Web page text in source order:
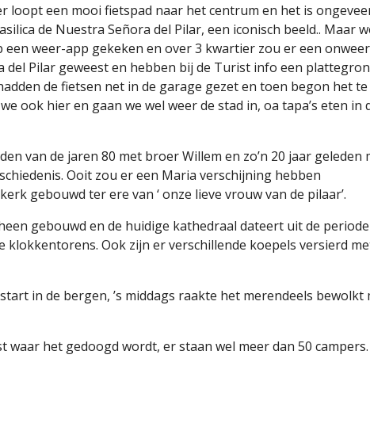
loopt een mooi fietspad naar het centrum en het is
de Nuestra Señora del Pilar, een iconisch beeld.. Maar
weer-app gekeken en over 3 kwartier zou er een
del Pilar geweest en hebben bij de Turist info een
de fietsen net in de garage gezet en toen begon het te
ook hier en gaan we wel weer de stad in, oa tapa’s eten in
van de jaren 80 met broer Willem en zo’n 20 jaar geleden
Ooit zou er een Maria verschijning hebben
gebouwd ter ere van ‘ onze lieve vrouw van de pilaar’.
gebouwd en de huidige kathedraal dateert uit de periode
Ook zijn er verschillende koepels versierd
in de bergen, ’s middags raakte het merendeels bewolkt
het gedoogd wordt, er staan wel meer dan 50 campers.